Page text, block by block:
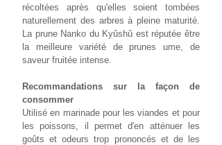
récoltées après qu'elles soient tombées
naturellement des arbres à pleine maturité.
La prune Nanko du Kyûshû est réputée être
la meilleure variété de prunes ume, de
saveur fruitée intense.
Recommandations sur la façon de
consommer
Utilisé en marinade pour les viandes et pour
les poissons, il permet d'en atténuer les
goûts et odeurs trop prononcés et de les